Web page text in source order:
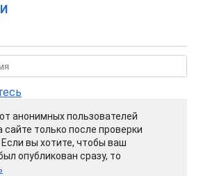
анонимных пользователей
только после проверки
вы хотите, чтобы ваш
опубликован сразу, то